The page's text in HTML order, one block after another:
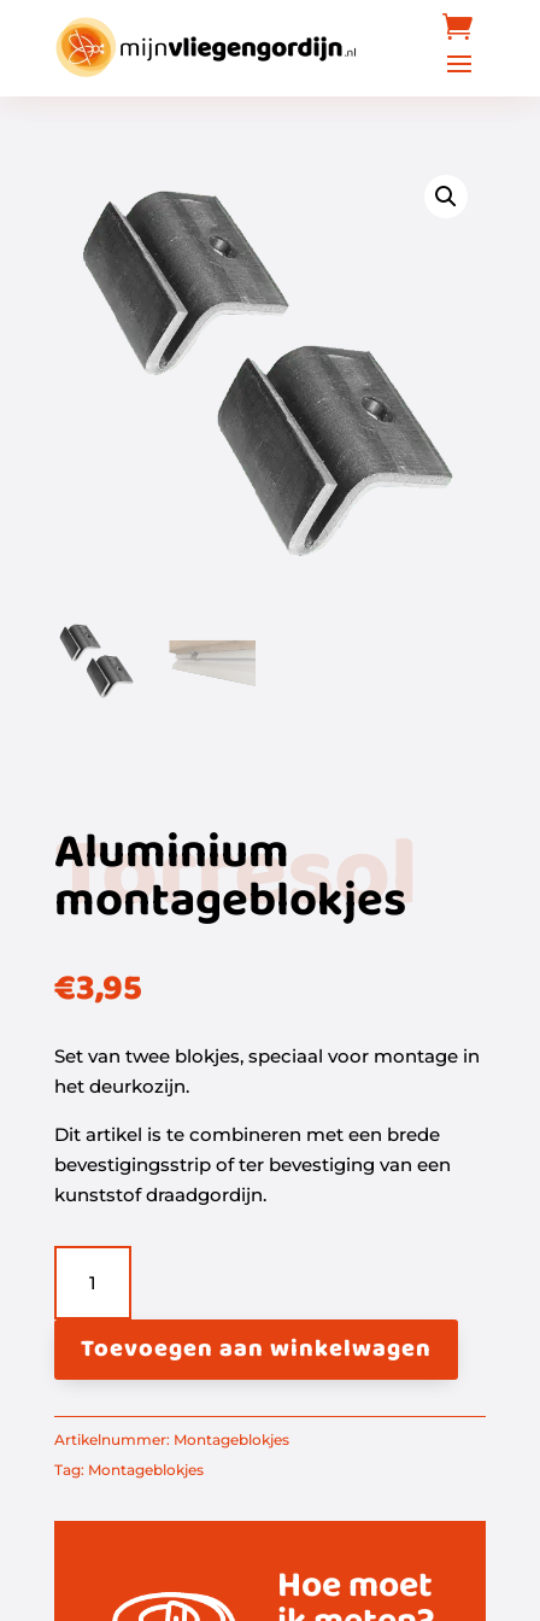
Aluminium
montageblokjes
Torresol
€3,95
Set van twee blokjes, speciaal voor montage in
het deurkozijn.
Dit artikel is te combineren met een brede
bevestigingsstrip of ter bevestiging van een
kunststof draadgordijn.
montageblokjes
aantal
Toevoegen aan winkelwagen
Artikelnummer: Montageblokjes
Tag: Montageblokjes
Hoe moet